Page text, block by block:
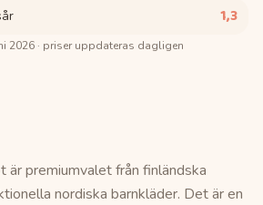
1,3
2026 · priser uppdateras dagligen
är premiumvalet från finländska
nordiska barnkläder. Det är en